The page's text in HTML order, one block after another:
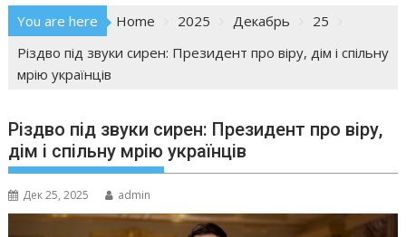
You are here Home 2025 Декабрь
25
Різдво під звуки сирен: Президент про віру, дім і спільну
мрію українців
Різдво під звуки сирен: Президент про віру,
дім і спільну мрію українців
Дек 25, 2025 admin